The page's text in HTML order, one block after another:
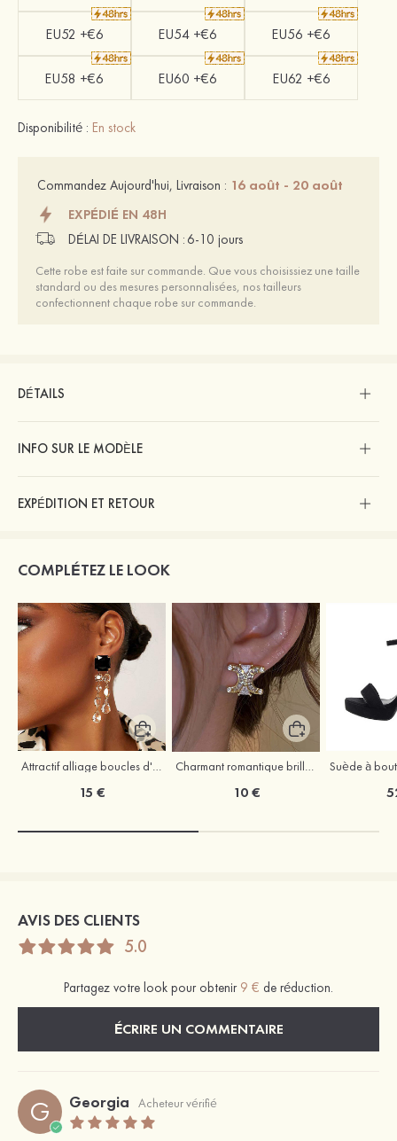
EU52 +€6 EU54 +€6 EU56 +€6
EU58 +€6 EU60 +€6 EU62 +€6
Disponibilité : En stock
Commandez Aujourd'hui, Livraison : 16 août - 20 août
EXPÉDIÉ EN 48H
DÉLAI DE LIVRAISON : 6-10 jours
Cette robe est faite sur commande. Que vous choisissiez une taille
standard ou des mesures personnalisées, nos tailleurs
confectionnent chaque robe sur commande.
DÉTAILS
INFO SUR LE MODÈLE
EXPÉDITION ET RETOUR
COMPLÉTEZ LE LOOK
Attractif alliage boucles d'oreilles
15 €
Charmant romantique brillant zircon boucles d'oreilles
10 €
AVIS DES CLIENTS
5.0
Partagez votre look pour obtenir 9 € de réduction.
ÉCRIRE UN COMMENTAIRE
G Georgia Acheteur vérifié